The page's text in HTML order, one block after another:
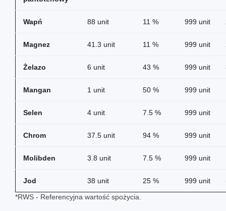
Wapń 88 unit 11 % 999 unit
Magnez 41.3 unit 11 % 999 unit
Żelazo 6 unit 43 % 999 unit
Mangan 1 unit 50 % 999 unit
Selen 4 unit 7.5 % 999 unit
Chrom 37.5 unit 94 % 999 unit
Molibden 3.8 unit 7.5 % 999 unit
Jod 38 unit 25 % 999 unit
*RWS - Referencyjna wartość spożycia.